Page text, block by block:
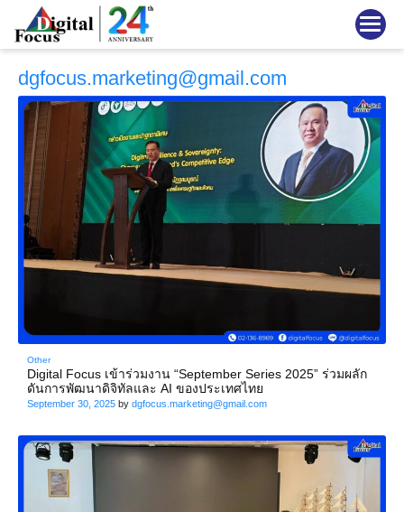
dgfocus.marketing@gmail.com
Other
Digital Focus เข้าร่วมงาน “September Series 2025” ร่วมผลัก
ดันการพัฒนาดิจิทัลและ AI ของประเทศไทย
September 30, 2025 by dgfocus.marketing@gmail.com